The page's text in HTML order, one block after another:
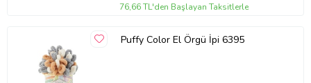
76,66 TL'den Başlayan Taksitlerle
Puffy Color El Örgü İpi 6395